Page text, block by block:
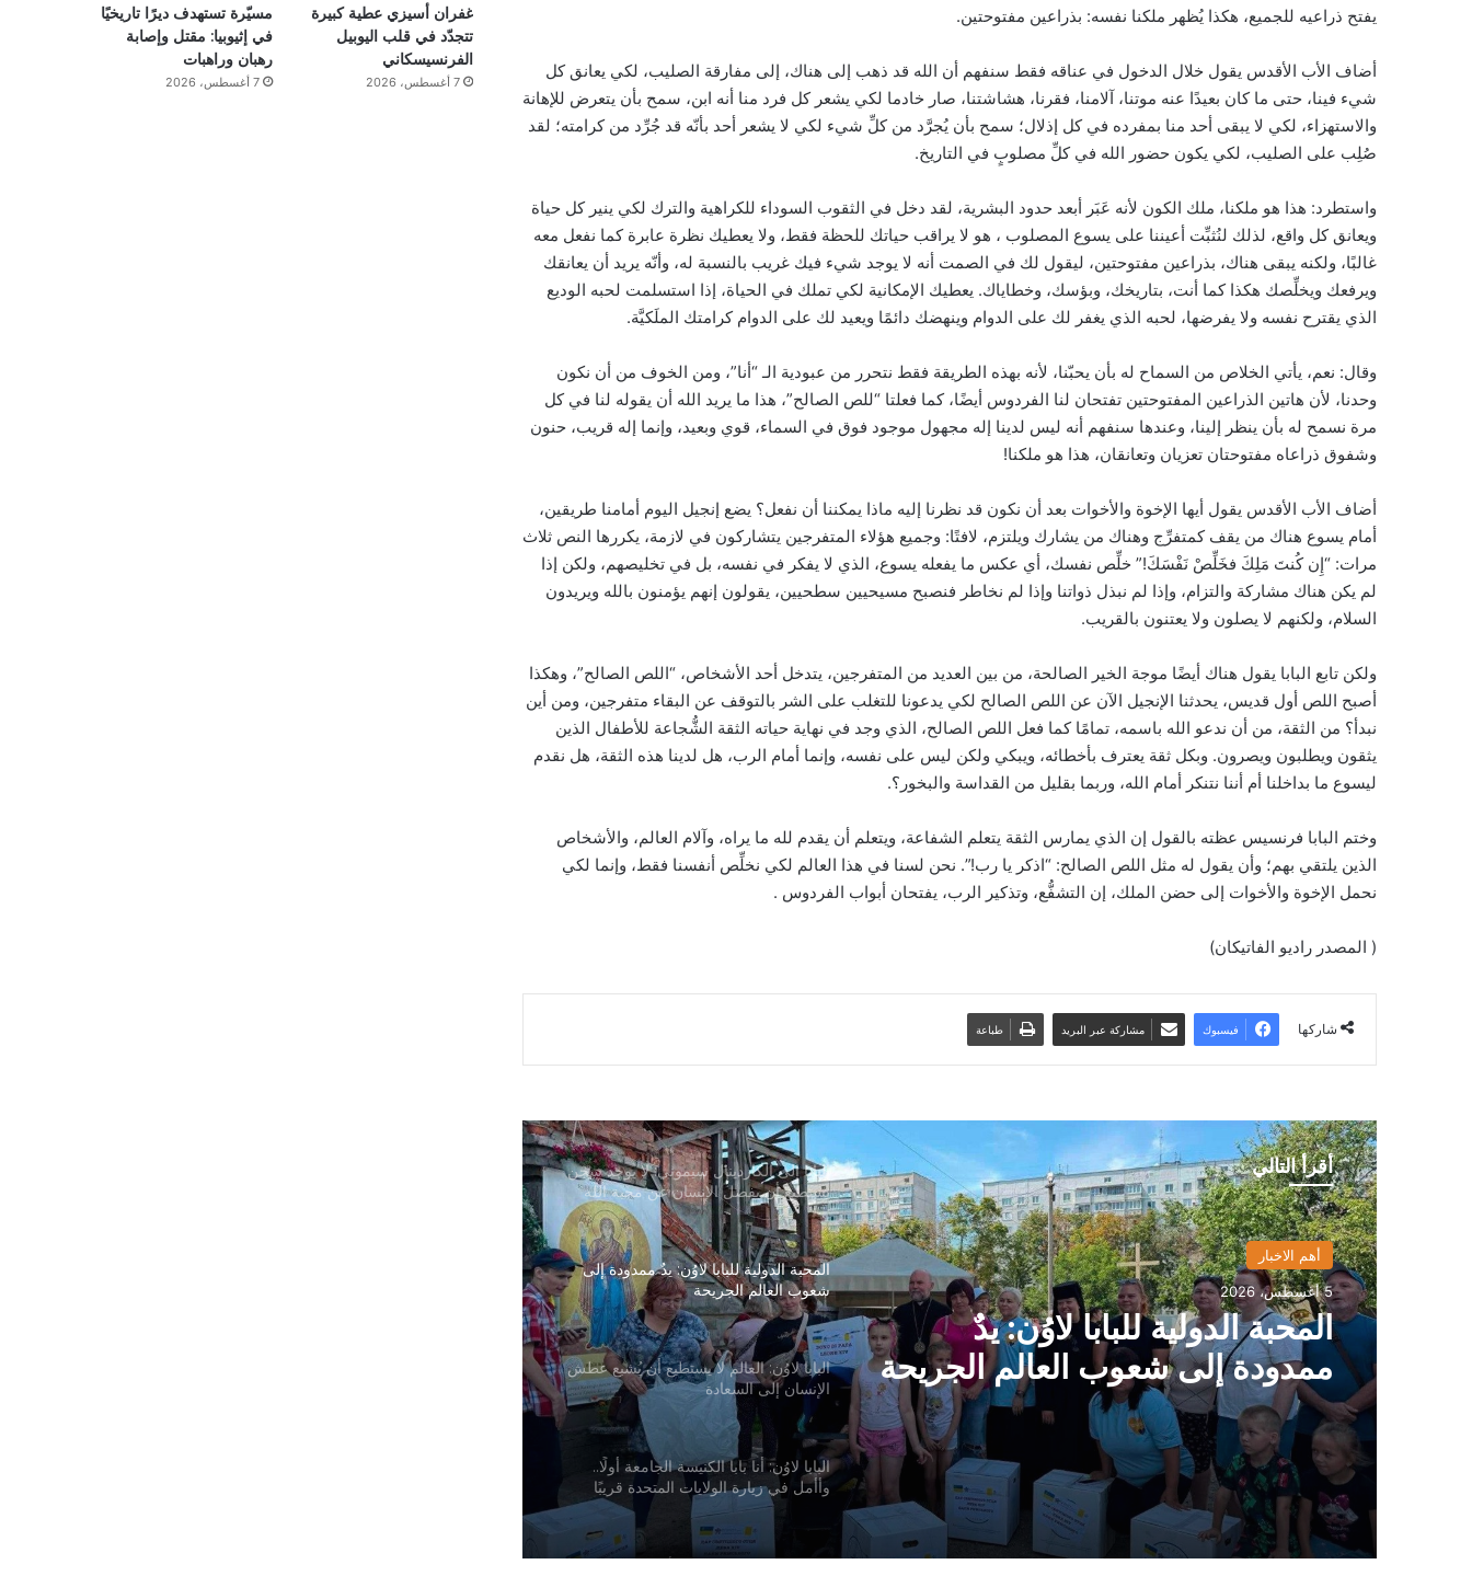
يفتح ذراعيه للجميع، هكذا يُظهر ملكنا نفسه: بذراعين مفتوحتين.
أضاف الأب الأقدس يقول خلال الدخول في عناقه فقط سنفهم أن الله قد ذهب إلى هناك، إلى مفارقة الصليب، لكي يعانق كل
شيء فينا، حتى ما كان بعيدًا عنه موتنا، آلامنا، فقرنا، هشاشتنا، صار خادما لكي يشعر كل فرد منا أنه ابن، سمح بأن يتعرض للإهانة
والاستهزاء، لكي لا يبقى أحد منا بمفرده في كل إذلال؛ سمح بأن يُجرَّد من كلِّ شيء لكي لا يشعر أحد بأنّه قد جُرِّد من كرامته؛ لقد
صُلِب على الصليب، لكي يكون حضور الله في كلِّ مصلوبٍ في التاريخ.
واستطرد: هذا هو ملكنا، ملك الكون لأنه عَبَر أبعد حدود البشرية، لقد دخل في الثقوب السوداء للكراهية والترك لكي ينير كل حياة
ويعانق كل واقع، لذلك لنُثبِّت أعيننا على يسوع المصلوب ، هو لا يراقب حياتك للحظة فقط، ولا يعطيك نظرة عابرة كما نفعل معه
غالبًا، ولكنه يبقى هناك، بذراعين مفتوحتين، ليقول لك في الصمت أنه لا يوجد شيء فيك غريب بالنسبة له، وأنّه يريد أن يعانقك
ويرفعك ويخلِّصك هكذا كما أنت، بتاريخك، وبؤسك، وخطاياك. يعطيك الإمكانية لكي تملك في الحياة، إذا استسلمت لحبه الوديع
الذي يقترح نفسه ولا يفرضها، لحبه الذي يغفر لك على الدوام وينهضك دائمًا ويعيد لك على الدوام كرامتك الملَكيَّة.
وقال: نعم، يأتي الخلاص من السماح له بأن يحبّنا، لأنه بهذه الطريقة فقط نتحرر من عبودية الـ “أنا”، ومن الخوف من أن نكون
وحدنا، لأن هاتين الذراعين المفتوحتين تفتحان لنا الفردوس أيضًا، كما فعلتا “للص الصالح”، هذا ما يريد الله أن يقوله لنا في كل
مرة نسمح له بأن ينظر إلينا، وعندها سنفهم أنه ليس لدينا إله مجهول موجود فوق في السماء، قوي وبعيد، وإنما إله قريب، حنون
وشفوق ذراعاه مفتوحتان تعزيان وتعانقان، هذا هو ملكنا!
أضاف الأب الأقدس يقول أيها الإخوة والأخوات بعد أن نكون قد نظرنا إليه ماذا يمكننا أن نفعل؟ يضع إنجيل اليوم أمامنا طريقين،
أمام يسوع هناك من يقف كمتفرِّج وهناك من يشارك ويلتزم، لافتًا: وجميع هؤلاء المتفرجين يتشاركون في لازمة، يكررها النص ثلاث
مرات: “إِن كُنتَ مَلِكَ فخَلِّصْ نَفْسَكَ!” خلِّص نفسك، أي عكس ما يفعله يسوع، الذي لا يفكر في نفسه، بل في تخليصهم، ولكن إذا
لم يكن هناك مشاركة والتزام، وإذا لم نبذل ذواتنا وإذا لم نخاطر فنصبح مسيحيين سطحيين، يقولون إنهم يؤمنون بالله ويريدون
السلام، ولكنهم لا يصلون ولا يعتنون بالقريب.
ولكن تابع البابا يقول هناك أيضًا موجة الخير الصالحة، من بين العديد من المتفرجين، يتدخل أحد الأشخاص، “اللص الصالح”، وهكذا
أصبح اللص أول قديس، يحدثنا الإنجيل الآن عن اللص الصالح لكي يدعونا للتغلب على الشر بالتوقف عن البقاء متفرجين، ومن أين
نبدأ؟ من الثقة، من أن ندعو الله باسمه، تمامًا كما فعل اللص الصالح، الذي وجد في نهاية حياته الثقة الشُّجاعة للأطفال الذين
يثقون ويطلبون ويصرون. وبكل ثقة يعترف بأخطائه، ويبكي ولكن ليس على نفسه، وإنما أمام الرب، هل لدينا هذه الثقة، هل نقدم
ليسوع ما بداخلنا أم أننا نتنكر أمام الله، وربما بقليل من القداسة والبخور؟.
وختم البابا فرنسيس عظته بالقول إن الذي يمارس الثقة يتعلم الشفاعة، ويتعلم أن يقدم لله ما يراه، وآلام العالم، والأشخاص
الذين يلتقي بهم؛ وأن يقول له مثل اللص الصالح: “اذكر يا رب!”. نحن لسنا في هذا العالم لكي نخلِّص أنفسنا فقط، وإنما لكي
نحمل الإخوة والأخوات إلى حضن الملك، إن التشفُّع، وتذكير الرب، يفتحان أبواب الفردوس .
( المصدر راديو الفاتيكان)
شاركها فيسبوك مشاركة عبر البريد طباعة
أقرأ التالي
أهم الاخبار
5 أغسطس، 2026
المحبة الدولية للبابا لاوُن: يدٌ
ممدودة إلى شعوب العالم الجريحة
البابا: لتكن كل أداة تكنولوجية في خدمة
الحقيقة والخير
البابا يدعو إلى العودة للتفاوض من أجل حلّ
سياسي عادل في الأرض المقدسة
الجمعية العامة لاتحاد مجالس أساقفة آسيا
سيامة أسقفية في الصين تظهر التزام البابا
البابا إلى الكاردينال سيموني: لا يوجد سجن
يستطيع أن يفصل الإنسان عن محبة الله
المحبة الدولية للبابا لاوُن: يدٌ ممدودة إلى
شعوب العالم الجريحة
البابا لاوُن: العالم لا يستطيع أن يُشبع عطش
الإنسان إلى السعادة
البابا لاوُن: أنا بابا الكنيسة الجامعة أولًا..
وأأمل في زيارة الولايات المتحدة قريبًا
البابا لاوُن يصدر القانون الأساسي الجديد
غفران أسيزي عطية كبيرة
تتجدّد في قلب اليوبيل
الفرنسيسكاني
7 أغسطس، 2026
مسيّرة تستهدف ديرًا تاريخيًا
في إثيوبيا: مقتل وإصابة
رهبان وراهبات
7 أغسطس، 2026